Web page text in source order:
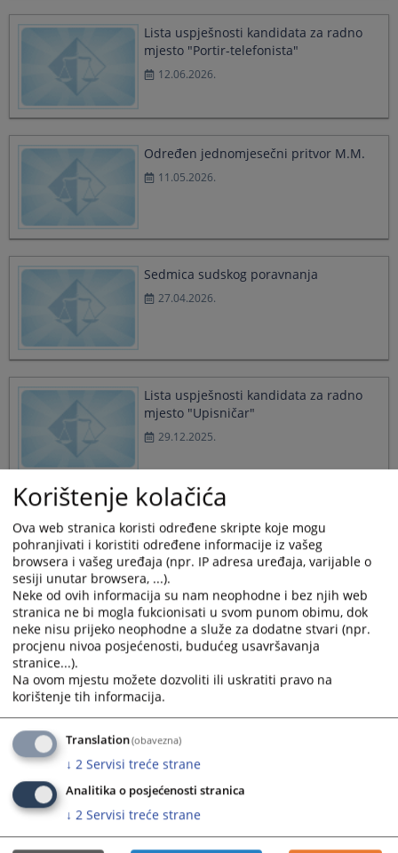
a
date.
question
mark
key
to
get
keyboard
shortcuts
changing
dates.
a
date.
Press
the
question
key
to
get
keyboard
changing
dates.
Lista uspješnosti kandidata za radno
mjesto "Portir-telefonista"
12.06.2026.
Određen jednomjesečni pritvor M.M.
11.05.2026.
Sedmica sudskog poravnanja
27.04.2026.
Lista uspješnosti kandidata za radno
mjesto "Upisničar"
29.12.2025.
25.12.2025.
Određen jednomjesečni pritvor
osumnjičenom D.T.
04.12.2025.
Određen jednomjesečni pritvor
osumnjičenom A.U.
24.11.2025.
Korištenje kolačića
Ova web stranica koristi određene skripte koje mogu
pohranjivati i koristiti određene informacije iz vašeg
browsera i vašeg uređaja (npr. IP adresa uređaja, varijable o
sesiji unutar browsera, ...).
Neke od ovih informacija su nam neophodne i bez njih web
stranica ne bi mogla fukcionisati u svom punom obimu, dok
neke nisu prijeko neophodne a služe za dodatne stvari (npr.
procjenu nivoa posjećenosti, budućeg usavršavanja
stranice...).
Na ovom mjestu možete dozvoliti ili uskratiti pravo na
korištenje tih informacija.
Translation(obavezna)
↓ 2 Servisi treće strane
Analitika o posjećenosti stranica
↓ 2 Servisi treće strane